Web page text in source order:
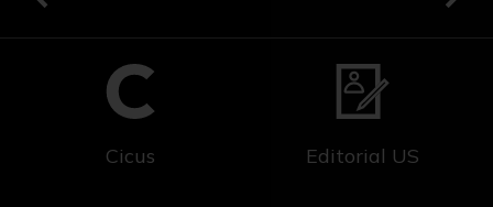
Cicus Editorial US